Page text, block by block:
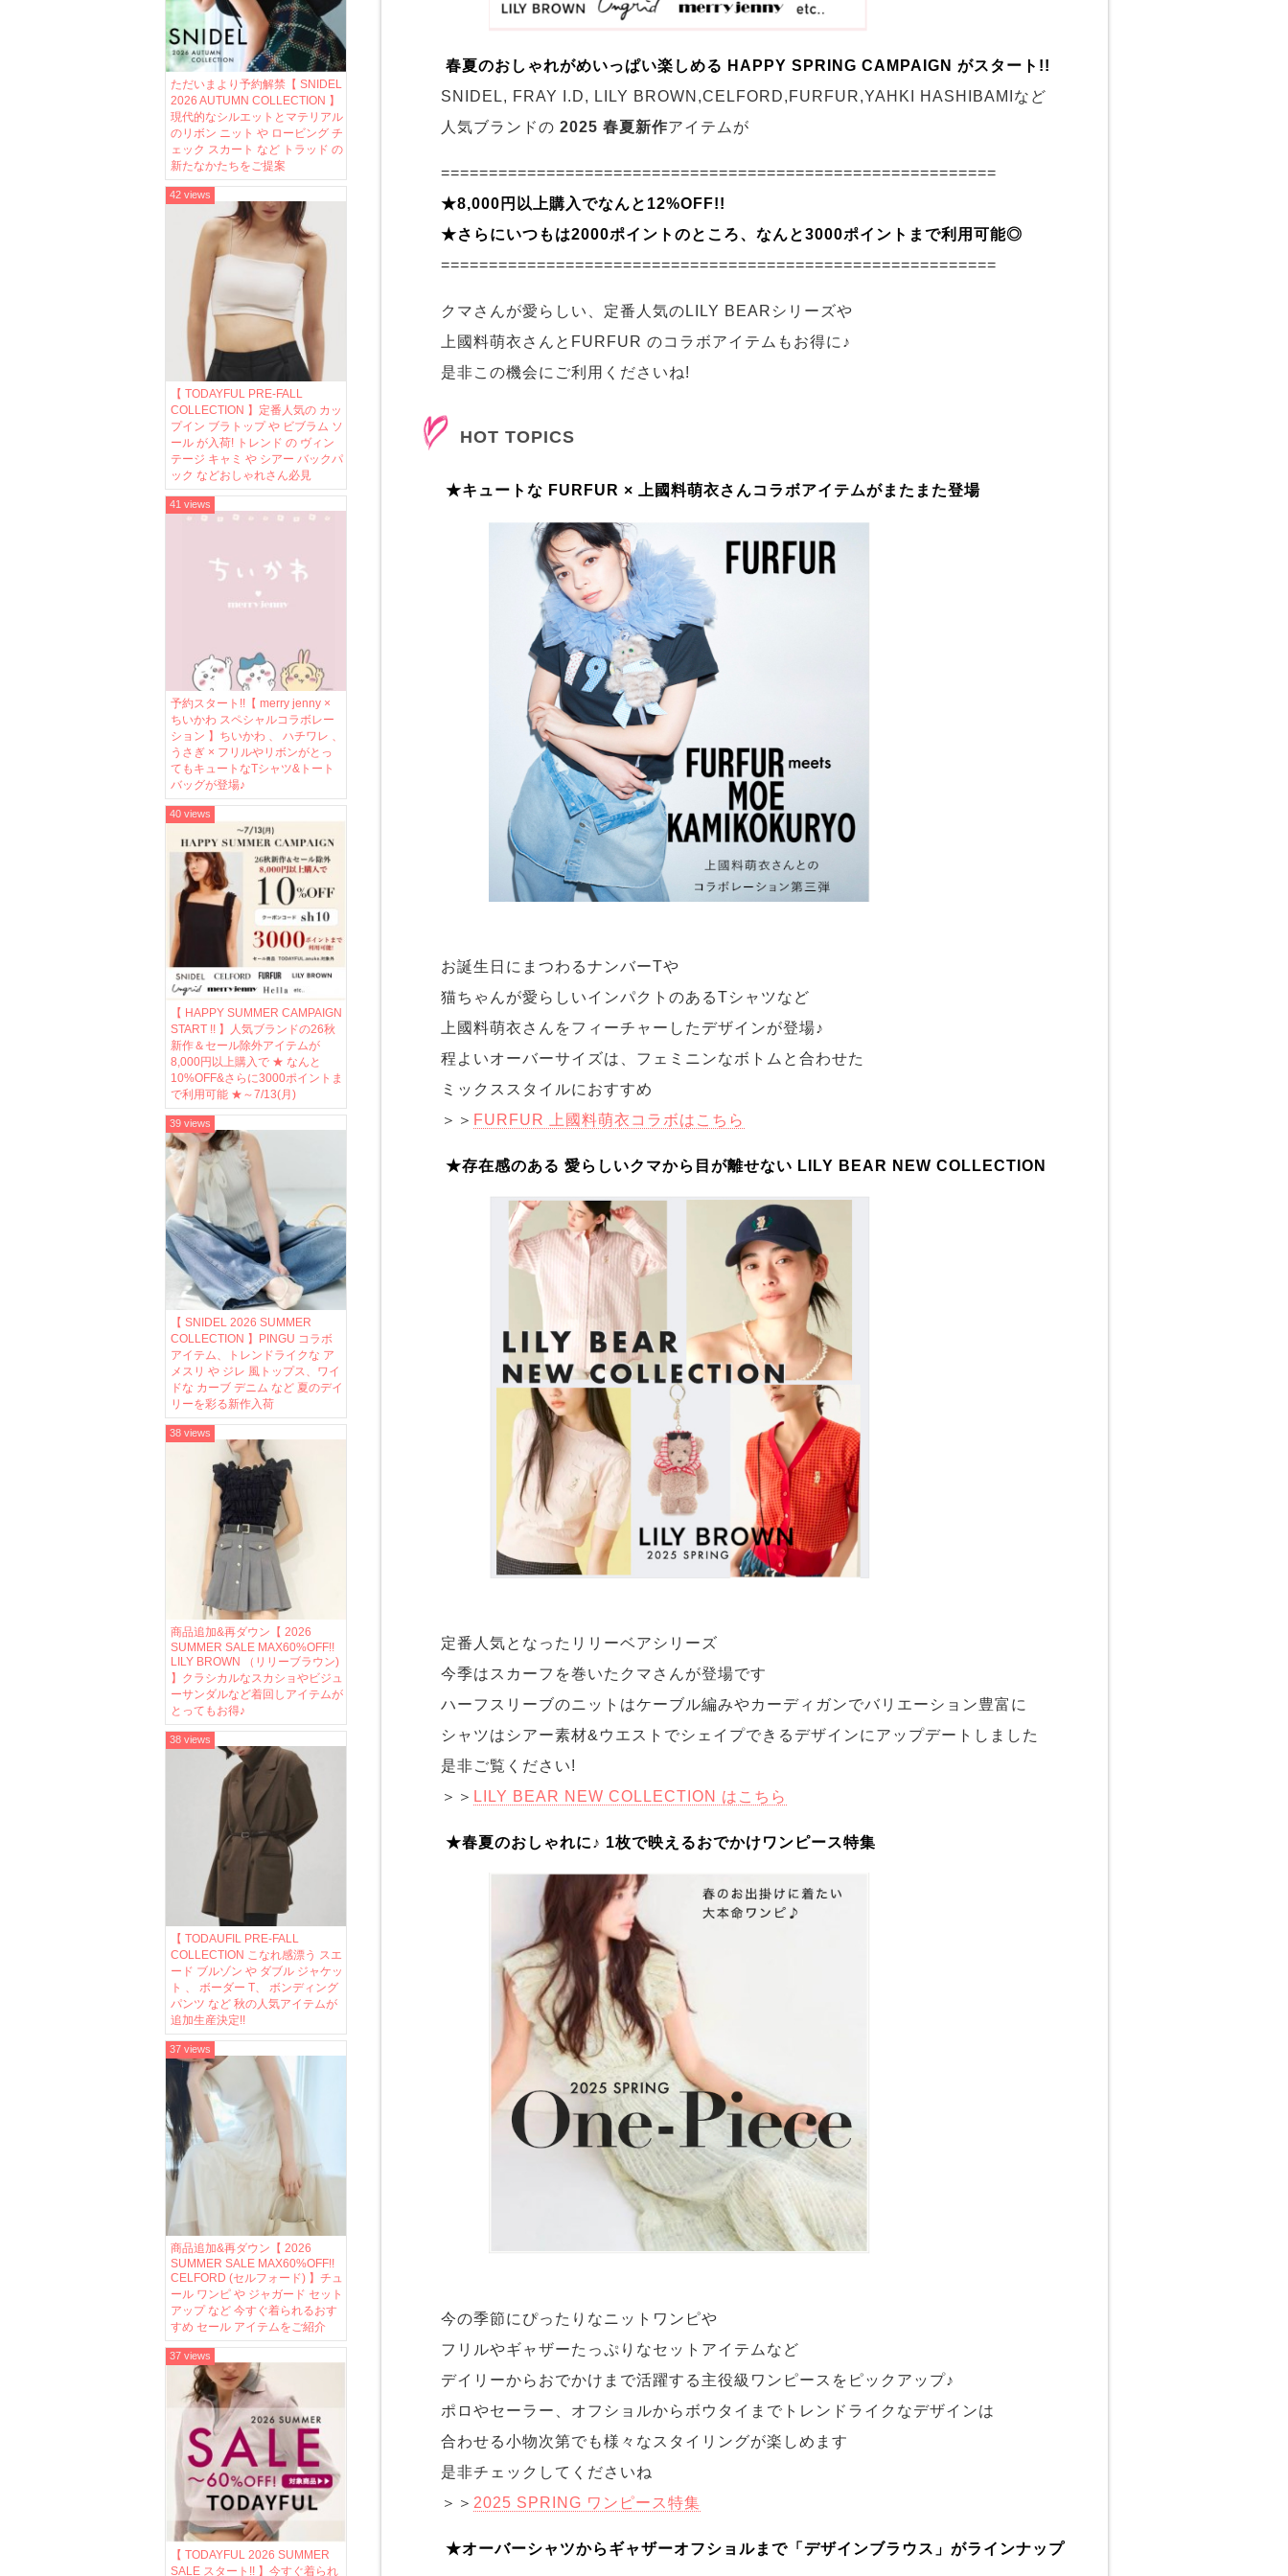
ただいまより予約解禁【 SNIDEL
2026 AUTUMN COLLECTION 】
現代的なシルエットとマテリアル
のリボン ニット や ロービング チ
ェック スカート など トラッド の
新たなかたちをご提案
【 TODAYFUL PRE-FALL
COLLECTION 】定番人気の カッ
プイン ブラトップ や ビブラム ソ
ール が入荷! トレンド の ヴィン
テージ キャミ や シアー バックパ
ック などおしゃれさん必見
42 views
予約スタート!!【 merry jenny ×
ちいかわ スペシャルコラボレー
ション 】ちいかわ 、 ハチワレ 、
うさぎ × フリルやリボンがとっ
てもキュートなTシャツ&トート
バッグが登場♪
41 views
【 HAPPY SUMMER CAMPAIGN
START !! 】人気ブランドの26秋
新作＆セール除外アイテムが
8,000円以上購入で ★ なんと
10%OFF&さらに3000ポイントま
で利用可能 ★～7/13(月)
40 views
【 SNIDEL 2026 SUMMER
COLLECTION 】PINGU コラボ
アイテム、トレンドライクな ア
メスリ や ジレ 風トップス、ワイ
ドな カーブ デニム など 夏のデイ
リーを彩る新作入荷
39 views
商品追加&再ダウン【 2026
SUMMER SALE MAX60%OFF!!
LILY BROWN （リリーブラウン)
】クラシカルなスカショやビジュ
ーサンダルなど着回しアイテムが
とってもお得♪
38 views
【 TODAUFIL PRE-FALL
COLLECTION こなれ感漂う スエ
ード ブルゾン や ダブル ジャケッ
ト 、 ボーダー T、 ボンディング
パンツ など 秋の人気アイテムが
追加生産決定!!
38 views
商品追加&再ダウン【 2026
SUMMER SALE MAX60%OFF!!
CELFORD (セルフォード) 】チュ
ール ワンピ や ジャガード セット
アップ など 今すぐ着られるおす
すめ セール アイテムをご紹介
37 views
【 TODAYFUL 2026 SUMMER
SALE スタート!! 】今すぐ着られ
37 views
春夏のおしゃれがめいっぱい楽しめる HAPPY SPRING CAMPAIGN がスタート!!
SNIDEL, FRAY I.D, LILY BROWN,CELFORD,FURFUR,YAHKI HASHIBAMIなど
人気ブランドの 2025 春夏新作アイテムが
==========================================================
★8,000円以上購入でなんと12%OFF!!
★さらにいつもは2000ポイントのところ、なんと3000ポイントまで利用可能◎
==========================================================
クマさんが愛らしい、定番人気のLILY BEARシリーズや
上國料萌衣さんとFURFUR のコラボアイテムもお得に♪
是非この機会にご利用くださいね!
HOT TOPICS
★キュートな FURFUR × 上國料萌衣さんコラボアイテムがまたまた登場
お誕生日にまつわるナンバーTや
猫ちゃんが愛らしいインパクトのあるTシャツなど
上國料萌衣さんをフィーチャーしたデザインが登場♪
程よいオーバーサイズは、フェミニンなボトムと合わせた
ミックススタイルにおすすめ
＞＞ FURFUR 上國料萌衣コラボはこちら
★存在感のある 愛らしいクマから目が離せない LILY BEAR NEW COLLECTION
定番人気となったリリーベアシリーズ
今季はスカーフを巻いたクマさんが登場です
ハーフスリーブのニットはケーブル編みやカーディガンでバリエーション豊富に
シャツはシアー素材&ウエストでシェイプできるデザインにアップデートしました
是非ご覧ください!
＞＞ LILY BEAR NEW COLLECTION はこちら
★春夏のおしゃれに♪ 1枚で映えるおでかけワンピース特集
今の季節にぴったりなニットワンピや
フリルやギャザーたっぷりなセットアイテムなど
デイリーからおでかけまで活躍する主役級ワンピースをピックアップ♪
ポロやセーラー、オフショルからボウタイまでトレンドライクなデザインは
合わせる小物次第でも様々なスタイリングが楽しめます
是非チェックしてくださいね
＞＞ 2025 SPRING ワンピース特集
★オーバーシャツからギャザーオフショルまで「デザインブラウス」がラインナップ